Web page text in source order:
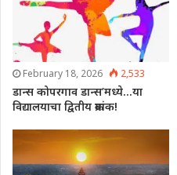
February 18, 2026 2,533
डान्स कोपरगाव डान्स’मध्ये…या
विद्यालयाचा द्वितीय क्रमांक!